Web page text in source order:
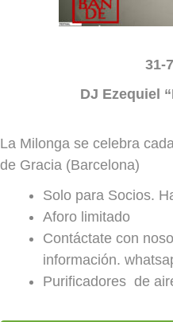
31-
DJ Ezequiel
La Milonga se celebra
de Gracia (Barcelona)
Solo para Socios.
Aforo limitado
Contáctate con
información.
Purificadores de